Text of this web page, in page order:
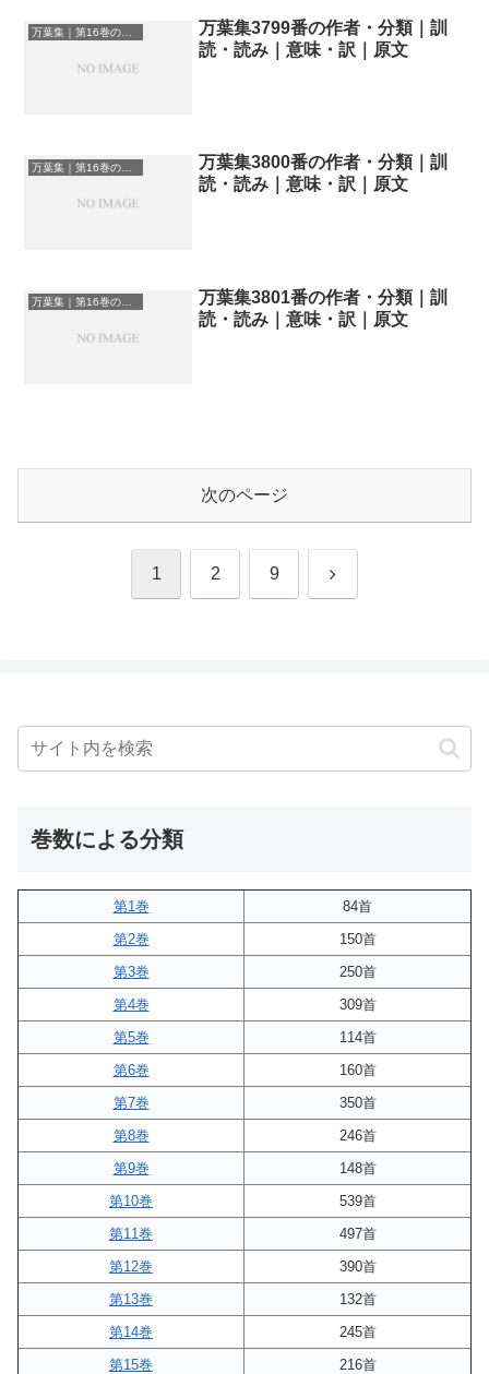
万葉集｜第16巻の和歌一覧
万葉集3799番の作者・分類｜訓
読・読み｜意味・訳｜原文
万葉集｜第16巻の和歌一覧
万葉集3800番の作者・分類｜訓
読・読み｜意味・訳｜原文
万葉集｜第16巻の和歌一覧
万葉集3801番の作者・分類｜訓
読・読み｜意味・訳｜原文
次のページ
1 2 9 次
巻数による分類
第1巻
84首
第2巻
150首
第3巻
250首
第4巻
309首
第5巻
114首
第6巻
160首
第7巻
350首
第8巻
246首
第9巻
148首
第10巻
539首
第11巻
497首
第12巻
390首
第13巻
132首
第14巻
245首
第15巻
216首